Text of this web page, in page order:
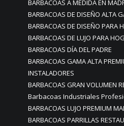
BARBACOAS A MEDIDA EN
BARBACOAS DE DISEÑO ALTA
BARBACOAS DE DISEÑO PARA
BARBACOAS DE LUJO PARA
BARBACOAS DÍA DEL PADRE
BARBACOAS GAMA ALTA
INSTALADORES
BARBACOAS GRAN VOLUMEN
Barbacoas Industriales
BARBACOAS LUJO PREMIUM
BARBACOAS PARRILLAS